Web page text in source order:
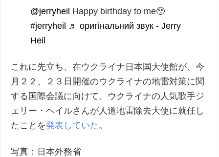
@jerryheil Happy birthday to me🥹
#jerryheil ♬ оригінальний звук - Jerry
Heil
これに先立ち、在ウクライナ日本国大使館が、今
月２２、２３日開催のウクライナの地雷対策に関
する国際会議に向けて、ウクライナの人気歌手ジ
ェリー・ヘイルさんが人道地雷除去大使に就任し
たことを発表していた 。
写真：日本外務省